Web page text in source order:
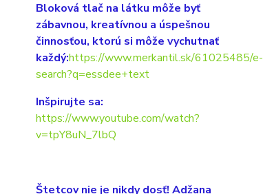
Bloková tlač na látku môže byť
zábavnou, kreatívnou a úspešnou
činnosťou, ktorú si môže vychutnať
každý:https://www.merkantil.sk/61025485/e-
search?q=essdee+text
Inšpirujte sa:
https://www.youtube.com/watch?
v=tpY8uN_7lbQ
Štetcov nie je nikdy dosť! Adžana